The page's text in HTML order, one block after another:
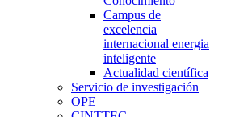
Campus de
excelencia
internacional energia
inteligente
Actualidad científica
Servicio de investigación
OPE